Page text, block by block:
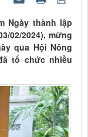
Ngày thành lập
02/2024), mừng
qua Hội Nông
tổ chức nhiều